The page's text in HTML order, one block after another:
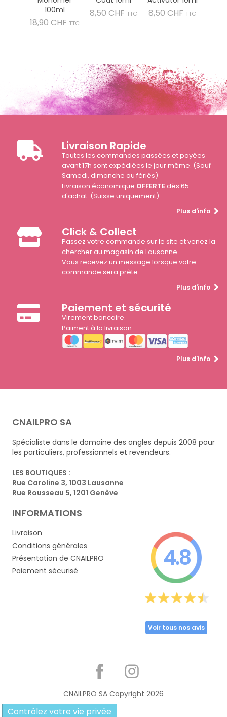
100ml
18,90 CHF Prix
TTC
8,50 CHF Prix
TTC 8,50 CHF Prix
TTC
Livraison Rapide
Toutes les commandes passées et payées
avant 17h sont expédiées le jour même. (Sauf
Samedi, dimanche ou fériés)
Livraison économique OFFERTEdès 65.-
d'achat. (Suisse uniquement)
Plus d'info
Click & Collect
Passez votre commande sur le site et venez la
chercher au magasin de Lausanne.
Vous recevez un message lorsque votre
commande sera prête.
Plus d'info
Paiement et sécurité
Virement bancaire.
Paiment à la livraison
Plus d'info
CNAILPRO SA
Spécialiste dans le domaine des ongles depuis 2008 pour
les particuliers, professionnels et revendeurs.
LES BOUTIQUES :
Rue Caroline 3, 1003 Lausanne
Rue Rousseau 5, 1201 Genève
INFORMATIONS
Livraison
Conditions générales
Présentation de CNAILPRO
Paiement sécurisé
4.8
Voir tous nos avis
CNAILPRO SA Copyright 2026
Contrôlez votre vie privée